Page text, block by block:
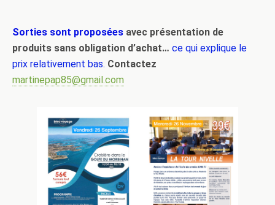
Sorties sont proposées avec présentation de
produits sans obligation d’achat… ce qui explique le
prix relativement bas. Contactez
martinepap85@gmail.com